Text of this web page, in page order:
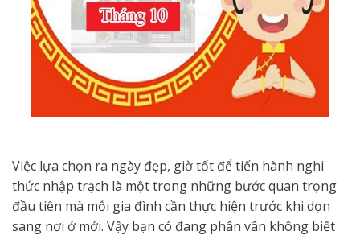
Việc lựa chọn ra ngày đẹp, giờ tốt để tiến hành nghi
thức nhập trạch là một trong những bước quan trọng
đầu tiên mà mỗi gia đình cần thực hiện trước khi dọn
sang nơi ở mới. Vậy bạn có đang phân vân không biết